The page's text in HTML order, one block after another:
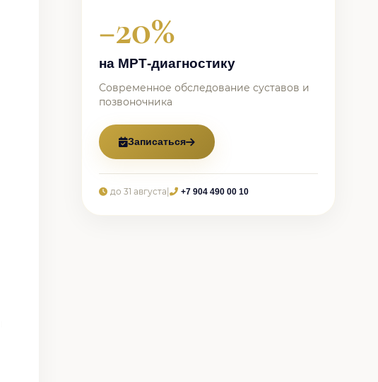
−20%
на МРТ-диагностику
Современное обследование суставов и
позвоночника
Записаться
до 31 августа +7 904 490 00 10